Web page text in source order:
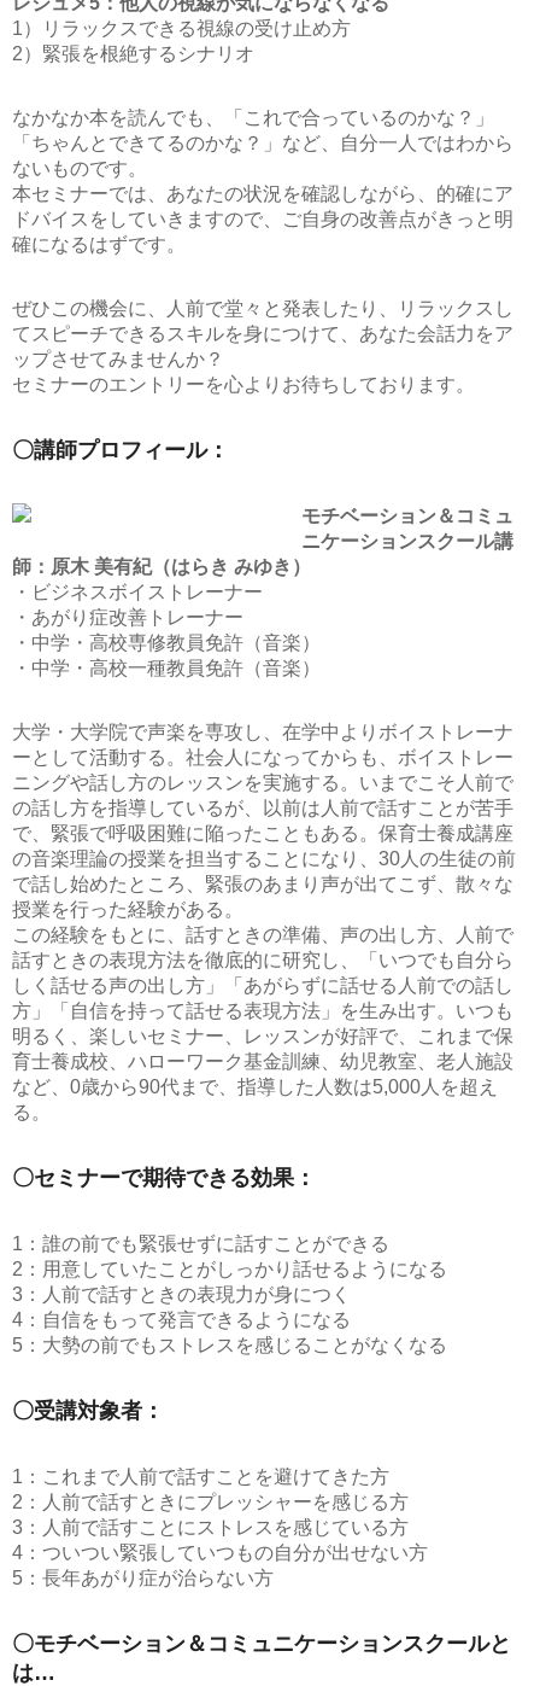
1）リラックスできる視線の受け止め方
2）緊張を根絶するシナリオ
なかなか本を読んでも、「これで合っているのかな？」
「ちゃんとできてるのかな？」など、自分一人ではわから
ないものです。
本セミナーでは、あなたの状況を確認しながら、的確にア
ドバイスをしていきますので、ご自身の改善点がきっと明
確になるはずです。
ぜひこの機会に、人前で堂々と発表したり、リラックスし
てスピーチできるスキルを身につけて、あなた会話力をア
ップさせてみませんか？
セミナーのエントリーを心よりお待ちしております。
〇講師プロフィール：
モチベーション＆コミュ
ニケーションスクール講
師：原木 美有紀（はらき みゆき）
・ビジネスボイストレーナー
・あがり症改善トレーナー
・中学・高校専修教員免許（音楽）
・中学・高校一種教員免許（音楽）
大学・大学院で声楽を専攻し、在学中よりボイストレーナ
ーとして活動する。社会人になってからも、ボイストレー
ニングや話し方のレッスンを実施する。いまでこそ人前で
の話し方を指導しているが、以前は人前で話すことが苦手
で、緊張で呼吸困難に陥ったこともある。保育士養成講座
の音楽理論の授業を担当することになり、30人の生徒の前
で話し始めたところ、緊張のあまり声が出てこず、散々な
授業を行った経験がある。
この経験をもとに、話すときの準備、声の出し方、人前で
話すときの表現方法を徹底的に研究し、「いつでも自分ら
しく話せる声の出し方」「あがらずに話せる人前での話し
方」「自信を持って話せる表現方法」を生み出す。いつも
明るく、楽しいセミナー、レッスンが好評で、これまで保
育士養成校、ハローワーク基金訓練、幼児教室、老人施設
など、0歳から90代まで、指導した人数は5,000人を超え
る。
〇セミナーで期待できる効果：
1：誰の前でも緊張せずに話すことができる
2：用意していたことがしっかり話せるようになる
3：人前で話すときの表現力が身につく
4：自信をもって発言できるようになる
5：大勢の前でもストレスを感じることがなくなる
〇受講対象者：
1：これまで人前で話すことを避けてきた方
2：人前で話すときにプレッシャーを感じる方
3：人前で話すことにストレスを感じている方
4：ついつい緊張していつもの自分が出せない方
5：長年あがり症が治らない方
〇モチベーション＆コミュニケーションスクールと
は…